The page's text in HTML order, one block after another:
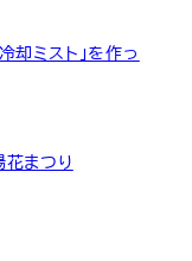
却ミスト」を作っ
まつり